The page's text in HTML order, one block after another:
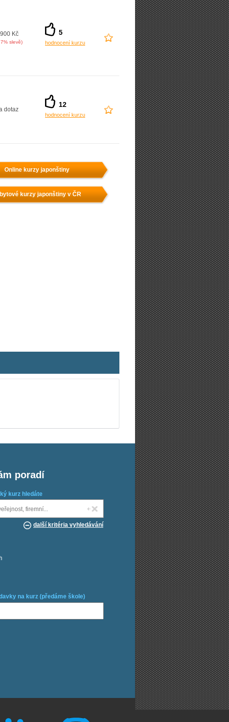
Kč
slevě)
5
hodnocení kurzu
dotaz
12
hodnocení kurzu
Online kurzy japonštiny
kurzy japonštiny v ČR
poradí
kurz hledáte
další kritéria vyhledávání
na kurz (předáme škole)